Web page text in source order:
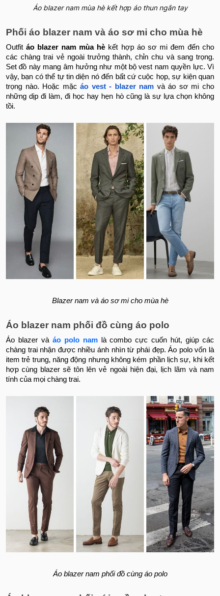
Áo blazer nam mùa hè kết hợp áo thun ngắn tay
Phối áo blazer nam và áo sơ mi cho mùa hè
Outfit áo blazer nam mùa hè kết hợp áo sơ mi đem đến cho
các chàng trai vẻ ngoài trưởng thành, chỉn chu và sang trọng.
Set đồ này mang âm hưởng như một bộ vest nam quyền lực. Vì
vậy, bạn có thể tự tin diện nó đến bất cứ cuộc họp, sự kiện quan
trọng nào. Hoặc mặcáo vest - blazer nam và áo sơ mi cho
những dịp đi làm, đi học hay hẹn hò cũng là sự lựa chọn không
tồi.
Blazer nam và áo sơ mi cho mùa hè
Áo blazer nam phối đồ cùng áo polo
Áo blazer và áo polo namlà combo cực cuốn hút, giúp các
chàng trai nhận được nhiều ánh nhìn từ phái đẹp. Áo polo vốn là
item trẻ trung, năng động nhưng không kém phần lịch sự, khi kết
hợp cùng blazer sẽ tôn lên vẻ ngoài hiện đại, lịch lãm và nam
tính của mọi chàng trai.
Áo blazer nam phối đồ cùng áo polo